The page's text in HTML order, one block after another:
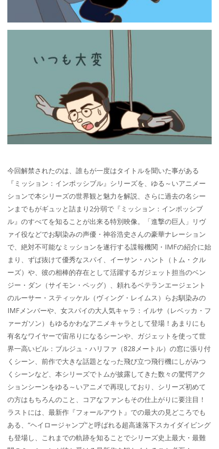
今回解禁されたのは、誰もが一度はタイトルを聞いた事がある
『ミッション：インポッシブル』シリーズを、ゆる～いアニメー
ションで本シリーズの世界観と魅力を解説、さらに過去の名シー
ンまでもがギュッと詰まり2分弱で『ミッション：インポッシブ
ル』のすべてを知ることが出来る特別映像。「進撃の巨人」リヴ
ァイ役などでお馴染みの声優・神谷浩史さんの豪華ナレーション
で、絶対不可能なミッションを遂行する諜報機関・IMFの紹介に始
まり、ずば抜けて優秀なスパイ、イーサン・ハント（トム・クル
ーズ）や、彼の相棒的存在として活躍するガジェット担当のベン
ジー・ダン（サイモン・ペッグ）、頼れるベテランエージェント
のルーサー・スティッケル（ヴィング・レイムス）らお馴染みの
IMFメンバーや、女スパイの大人気キャラ：イルサ（レベッカ・フ
ァーガソン）もゆるかわなアニメキャラとして登場！あまりにも
有名なワイヤーで宙吊りになるシーンや、ガジェットを使って世
界一高いビル：ブルジュ・ハリファ（828メートル）の窓に張り付
くシーン、前作で大きな話題となった飛び立つ飛行機にしがみつ
くシーンなど、本シリーズでトムが披露してきた数々の驚愕アク
ションシーンをゆる～いアニメで再現しており、シリーズ初めて
の方はもちろんのこと、コアなファンもその仕上がりに要注目！
ラストには、最新作『フォールアウト』での最大の見どころでも
ある、“ヘイロージャンプ”と呼ばれる超高速落下スカイダイビング
も登場し、これまでの軌跡を知ることでシリーズ史上最大・最難